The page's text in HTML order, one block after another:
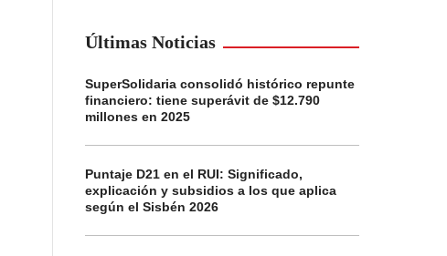
Últimas Noticias
SuperSolidaria consolidó histórico repunte
financiero: tiene superávit de $12.790
millones en 2025
Puntaje D21 en el RUI: Significado,
explicación y subsidios a los que aplica
según el Sisbén 2026